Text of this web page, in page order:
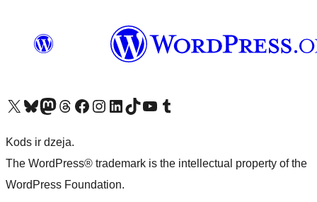
Apmeklējiet mūsu X (agrāk Twitter) kontu
Apmeklējiet mūsu Bluesky kontu
Apmeklējiet mūsu Mastodon kontu
Apmeklējiet mūsu Threads kontu
Apmeklējiet mūsu Facebook lapuApmeklējiet mūsu Instagram kontu
Apmeklējiet mūsu LinkedIn kontu
Apmeklējiet mūsu TikTok kontu
Apmeklējiet mūsu YouTube kanālu
Apmeklējiet mūsu Tumblr kontu
Kods ir dzeja.
The WordPress® trademark is the intellectual property of the
WordPress Foundation.